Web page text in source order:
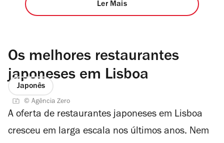
Ler Mais
Os melhores restaurantes
japoneses em Lisboa
Japonês
© Agência Zero
A oferta de restaurantes japoneses em Lisboa
cresceu em larga escala nos últimos anos. Nem